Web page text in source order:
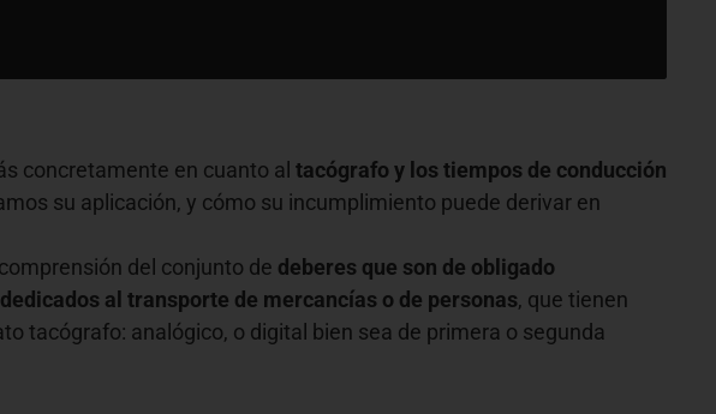
concretamente en cuanto al tacógrafo y los tiempos de conducción
su aplicación, y cómo su incumplimiento puede derivar en
del conjunto de deberes que son de obligado
al transporte de mercancías o de personas, que tienen
tacógrafo: analógico, o digital bien sea de primera o segunda